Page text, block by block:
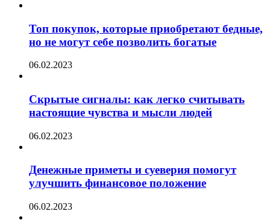
Топ покупок, которые приобретают бедные,
но не могут себе позволить богатые
06.02.2023
Скрытые сигналы: как легко считывать
настоящие чувства и мысли людей
06.02.2023
Денежные приметы и суеверия помогут
улучшить финансовое положение
06.02.2023